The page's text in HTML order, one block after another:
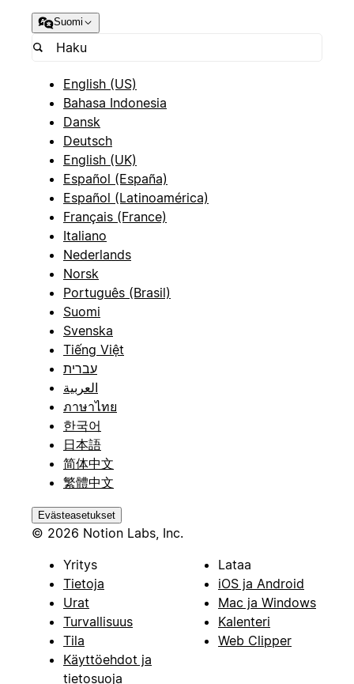
Suomi
English (US)
Bahasa Indonesia
Dansk
Deutsch
English (UK)
Español (España)
Español (Latinoamérica)
Français (France)
Italiano
Nederlands
Norsk
Português (Brasil)
Suomi
Svenska
Tiếng Việt
עברית
العربية
ภาษาไทย
한국어
日本語
简体中文
繁體中文
Evästeasetukset
© 2026 Notion Labs, Inc.
Yritys
Tietoja
Urat
Turvallisuus
Tila
Käyttöehdot ja
tietosuoja
Lataa
iOS ja Android
Mac ja Windows
Kalenteri
Web Clipper